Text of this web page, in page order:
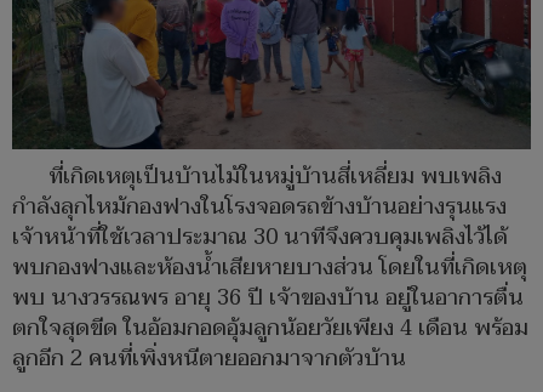
ที่เกิดเหตุเป็นบ้านไม้ในหมู่บ้านสี่เหลี่ยม พบเพลิง
กำลังลุกไหม้กองฟางในโรงจอดรถข้างบ้านอย่างรุนแรง
เจ้าหน้าที่ใช้เวลาประมาณ 30 นาทีจึงควบคุมเพลิงไว้ได้
พบกองฟางและห้องน้ำเสียหายบางส่วน โดยในที่เกิดเหตุ
พบ นางวรรณพร อายุ 36 ปี เจ้าของบ้าน อยู่ในอาการตื่น
ตกใจสุดขีด ในอ้อมกอดอุ้มลูกน้อยวัยเพียง 4 เดือน พร้อม
ลูกอีก 2 คนที่เพิ่งหนีตายออกมาจากตัวบ้าน